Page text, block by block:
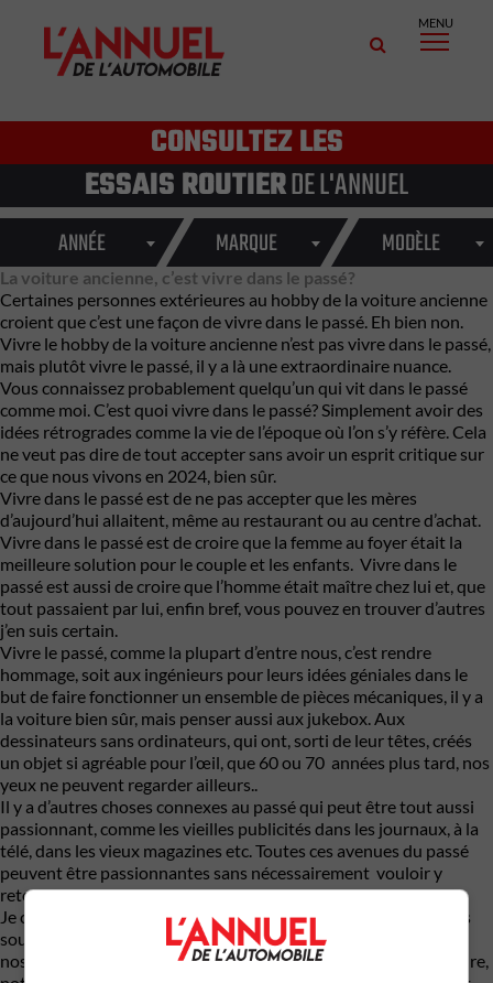
MENU
CONSULTEZ LES
ESSAIS ROUTIERDE L'ANNUEL
ANNÉE MARQUE MODÈLE
La voiture ancienne, c’est vivre dans le passé?
Certaines personnes extérieures au hobby de la voiture ancienne
croient que c’est une façon de vivre dans le passé. Eh bien non.
Vivre le hobby de la voiture ancienne n’est pas vivre dans le passé,
mais plutôt vivre le passé, il y a là une extraordinaire nuance.
Vous connaissez probablement quelqu’un qui vit dans le passé
comme moi. C’est quoi vivre dans le passé? Simplement avoir des
idées rétrogrades comme la vie de l’époque où l’on s’y réfère. Cela
ne veut pas dire de tout accepter sans avoir un esprit critique sur
ce que nous vivons en 2024, bien sûr.
Vivre dans le passé est de ne pas accepter que les mères
d’aujourd’hui allaitent, même au restaurant ou au centre d’achat.
Vivre dans le passé est de croire que la femme au foyer était la
meilleure solution pour le couple et les enfants. Vivre dans le
passé est aussi de croire que l’homme était maître chez lui et, que
tout passaient par lui, enfin bref, vous pouvez en trouver d’autres
j’en suis certain.
Vivre le passé, comme la plupart d’entre nous, c’est rendre
hommage, soit aux ingénieurs pour leurs idées géniales dans le
but de faire fonctionner un ensemble de pièces mécaniques, il y a
la voiture bien sûr, mais penser aussi aux jukebox. Aux
dessinateurs sans ordinateurs, qui ont, sorti de leur têtes, créés
un objet si agréable pour l’œil, que 60 ou 70 années plus tard, nos
yeux ne peuvent regarder ailleurs..
Il y a d’autres choses connexes au passé qui peut être tout aussi
passionnant, comme les vieilles publicités dans les journaux, à la
télé, dans les vieux magazines etc. Toutes ces avenues du passé
peuvent être passionnantes sans nécessairement vouloir y
retourner pour y vivre.
Je comprends pourquoi certaines personnes pensent que nous
souhaitons retourner dans le passé lorsqu’ils nous voient dans
nos vieilles voitures, c’est simple à comprendre, l’âge de la voiture,